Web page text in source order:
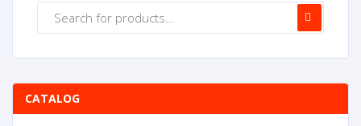
search
CATALOG